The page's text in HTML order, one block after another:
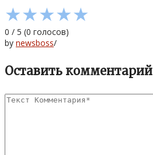
★★★★★
0 / 5 (0 голосов)
by newsboss/
Оставить комментарий